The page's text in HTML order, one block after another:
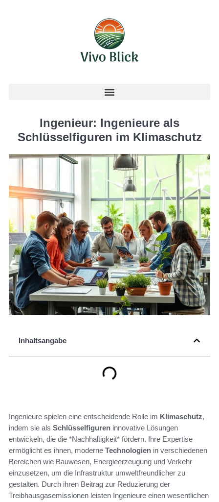
Ingenieur: Ingenieure als
Schlüsselfiguren im Klimaschutz
Inhaltsangabe
Ingenieure spielen eine entscheidende Rolle im Klimaschutz,
indem sie als Schlüsselfiguren innovative Lösungen
entwickeln, die die *Nachhaltigkeit* fördern. Ihre Expertise
ermöglicht es ihnen, moderne Technologien in verschiedenen
Bereichen wie Bauwesen, Energieerzeugung und Verkehr
einzusetzen, um die Infrastruktur umweltfreundlicher zu
gestalten. Durch ihren Beitrag zur Reduzierung der
Treibhausgasemissionen leisten Ingenieure einen wesentlichen